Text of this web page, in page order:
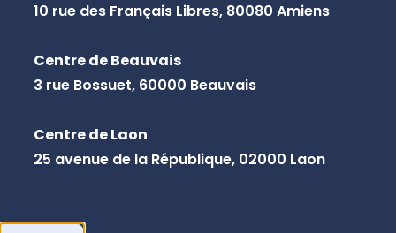
10 rue des Français Libres, 80080 Amiens
Centre de Beauvais
3 rue Bossuet, 60000 Beauvais
Centre de Laon
25 avenue de la République, 02000 Laon